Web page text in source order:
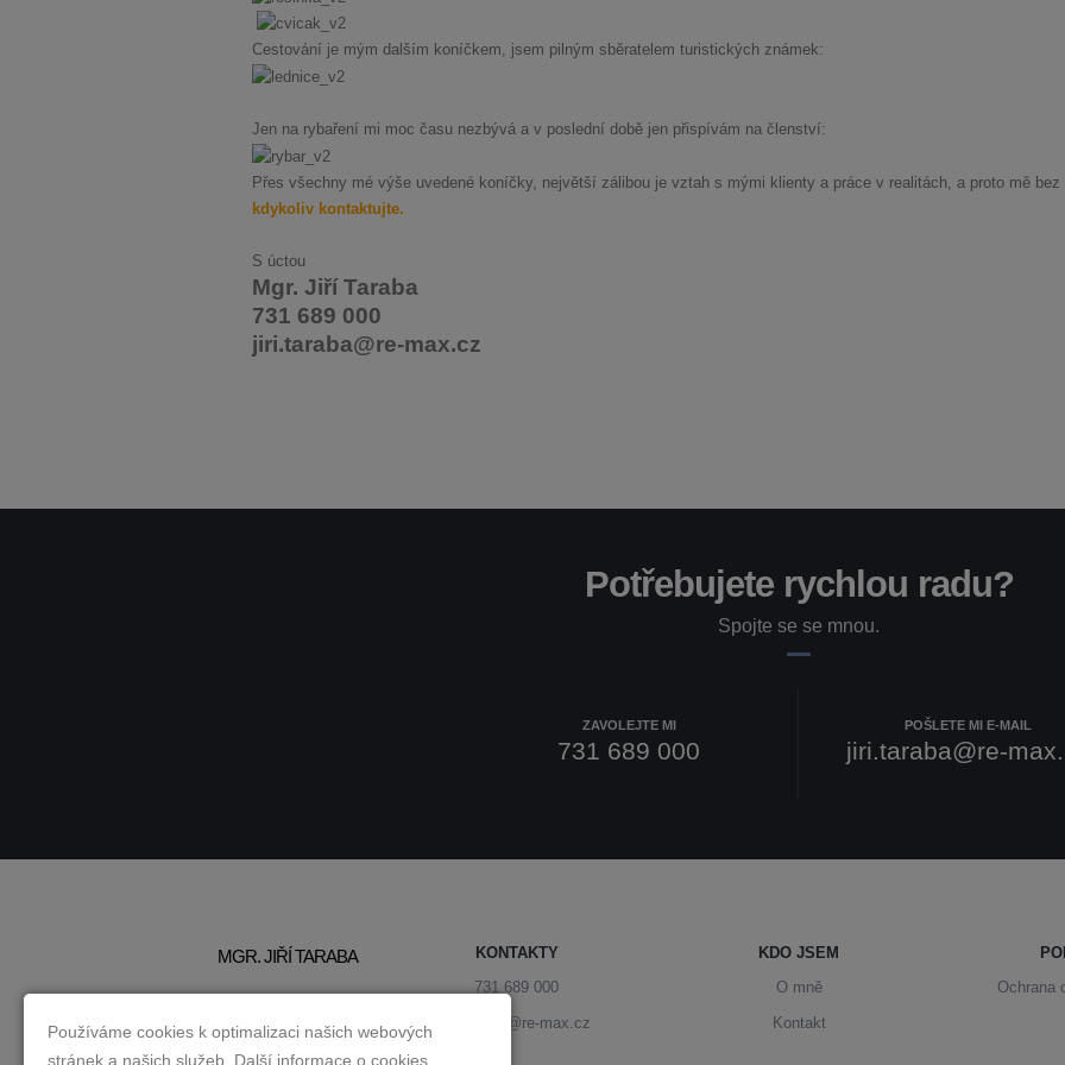
Cestování je mým dalším koníčkem, jsem pilným sběratelem turistických známek:
Jen na rybaření mi moc času nezbývá a v poslední době jen přispívám na členství:
Přes všechny mé výše uvedené koníčky, největší zálibou je vztah s mými klienty a práce v realitách, a proto mě bez
kdykoliv kontaktujte.
S úctou
Mgr. Jiří Taraba
731 689 000
jiri.taraba@re-max.cz
Potřebujete rychlou radu?
Spojte se se mnou.
ZAVOLEJTE MI
731 689 000
POŠLETE MI E-MAIL
jiri.taraba@re-
MGR. JIŘÍ TARABA KONTAKTY
731 689 000
jiri.taraba@re-max.cz
KDO JSEM
O mně
Kontakt
Ochrana
Používáme cookies k optimalizaci našich webových
stránek a našich služeb. Další informace o cookies